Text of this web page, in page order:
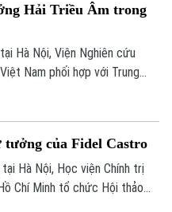
– Hồ Xuân Hương ngoại
hẹn mang đến cho khán giả
nghệ thuật mới mẻ, nơi
khấu và âm nhạc cùng hòa
Hải Triều Âm trong
Hà Nội, Viện Nghiên cứu
Nam phối hợp với Trung
Cuộc đời, đóng góp và vai trò
giáo Việt Nam đương đại".
của Fidel Castro
Hà Nội, Học viện Chính trị
Chí Minh tổ chức Hội thảo